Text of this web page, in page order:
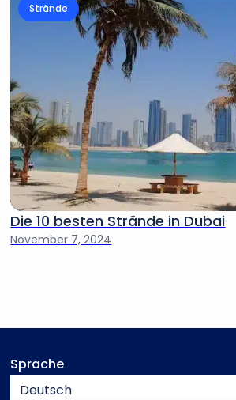
Die 10 besten Strände in Dubai
November 7, 2024
Strände
Sprache
Deutsch